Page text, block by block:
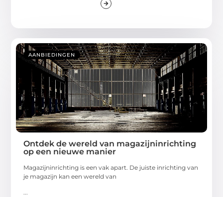
AANBIEDINGEN
Ontdek de wereld van magazijninrichting
op een nieuwe manier
Magazijninrichting is een vak apart. De juiste inrichting van
je magazijn kan een wereld van
...